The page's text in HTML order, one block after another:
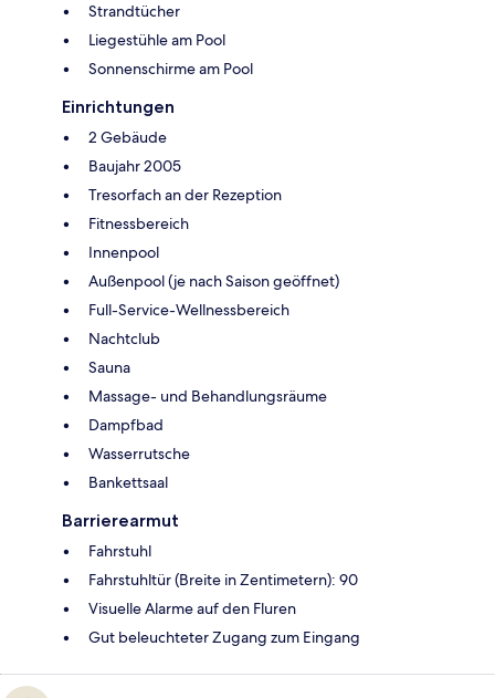
Strandtücher
Liegestühle am Pool
Sonnenschirme am Pool
Einrichtungen
2 Gebäude
Baujahr 2005
Tresorfach an der Rezeption
Fitnessbereich
Innenpool
Außenpool (je nach Saison geöffnet)
Full-Service-Wellnessbereich
Nachtclub
Sauna
Massage- und Behandlungsräume
Dampfbad
Wasserrutsche
Bankettsaal
Barrierearmut
Fahrstuhl
Fahrstuhltür (Breite in Zentimetern): 90
Visuelle Alarme auf den Fluren
Gut beleuchteter Zugang zum Eingang